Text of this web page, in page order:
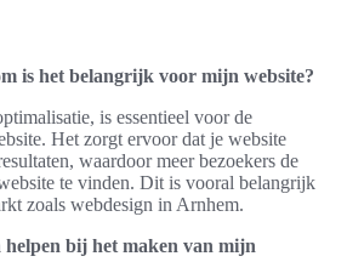
is het belangrijk voor mijn website?
is essentieel voor de
Het zorgt ervoor dat je website
waardoor meer bezoekers de
te vinden. Dit is vooral belangrijk
zoals webdesign in Arnhem.
bij het maken van mijn